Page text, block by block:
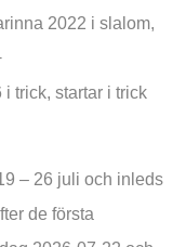
2022 i slalom,
trick, startar i trick
– 26 juli och inleds
de första